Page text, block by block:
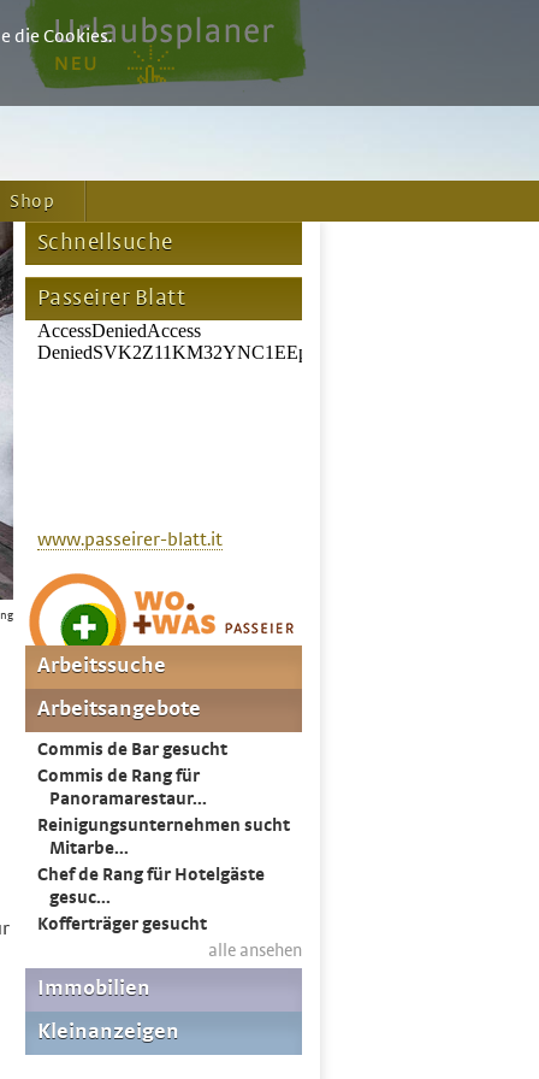
Shop
Schnellsuche
Passeirer Blatt
www.passeirer-blatt.it
die Cookies.